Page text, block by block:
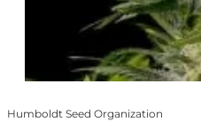
Humboldt Seed Organization